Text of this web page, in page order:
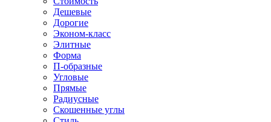
Дешевые
Дорогие
Эконом-класс
Элитные
Форма
П-образные
Угловые
Прямые
Радиусные
Скошенные углы